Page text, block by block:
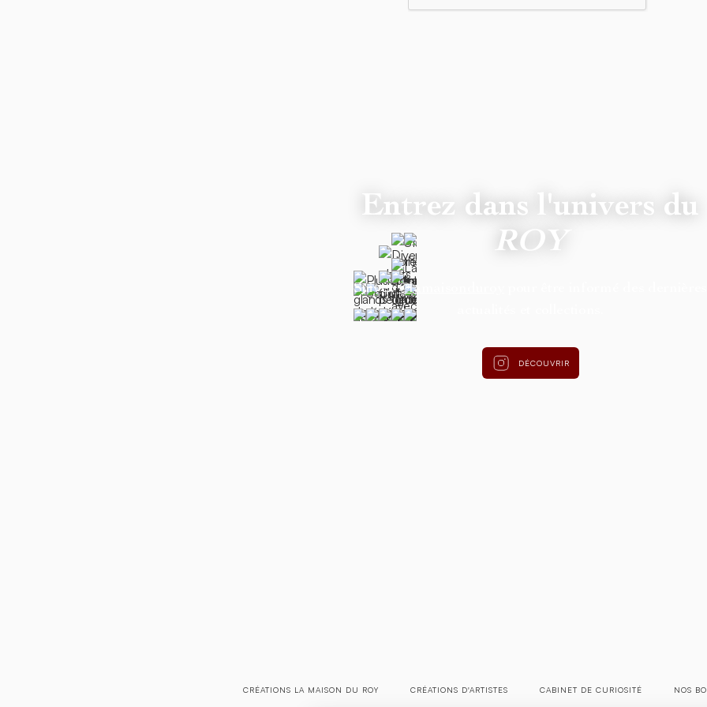
Entrez dans l'univers du
ROY
Suivez@lamaisonduroy
DÉCOUVRIR
CRÉATIONS LA MAISON DU ROY CRÉATIONS D'ARTISTES CABINET DE CURIOSITÉ NOS